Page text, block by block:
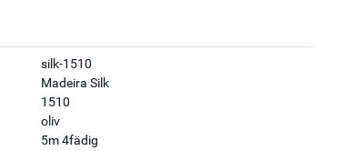
silk-1510
Madeira Silk
1510
oliv
5m 4fädig